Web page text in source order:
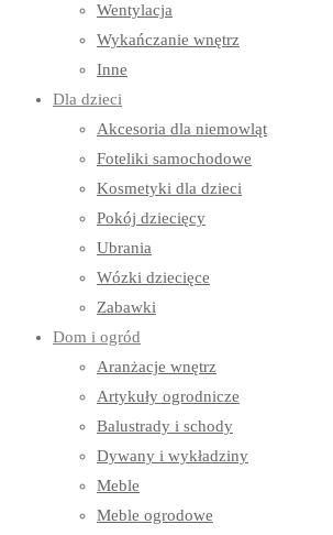
Wentylacja
Wykańczanie wnętrz
Inne
Dla dzieci
Akcesoria dla niemowląt
Foteliki samochodowe
Kosmetyki dla dzieci
Pokój dziecięcy
Ubrania
Wózki dziecięce
Zabawki
Dom i ogród
Aranżacje wnętrz
Artykuły ogrodnicze
Balustrady i schody
Dywany i wykładziny
Meble
Meble ogrodowe